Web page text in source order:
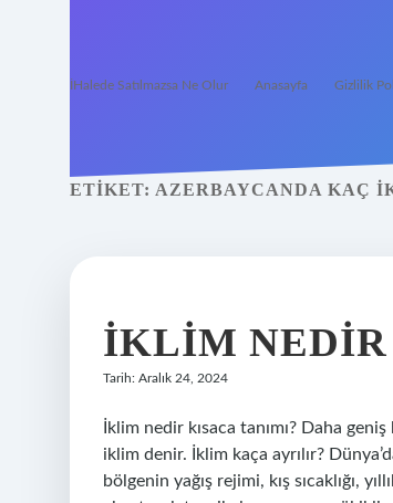
İHalede Satılmazsa Ne Olur Anasayfa Gizlilik
ETIKET: AZERBAYCANDA KAÇ
İKLIM
Tarih: Aralık 24, 2024
İklim nedir kısaca tanımı? Daha
iklim denir. İklim kaça ayrılır?
bölgenin yağış rejimi, kış sıcaklığı,